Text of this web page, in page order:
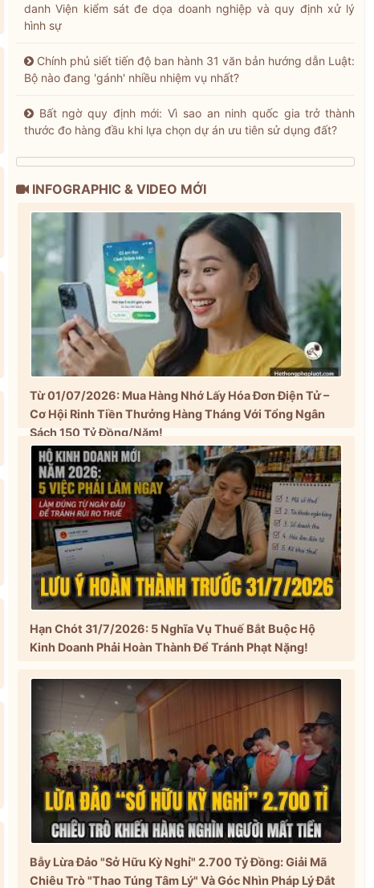
danh Viện kiểm sát đe dọa doanh nghiệp và quy định xử lý
hình sự
Chính phủ siết tiến độ ban hành 31 văn bản hướng dẫn Luật:
Bộ nào đang 'gánh' nhiều nhiệm vụ nhất?
Bất ngờ quy định mới: Vì sao an ninh quốc gia trở thành
thước đo hàng đầu khi lựa chọn dự án ưu tiên sử dụng đất?
INFOGRAPHIC & VIDEO MỚI
Từ 01/07/2026: Mua Hàng Nhớ Lấy Hóa Đơn Điện Tử –
Cơ Hội Rinh Tiền Thưởng Hàng Tháng Với Tổng Ngân
Sách 150 Tỷ Đồng/Năm!
Hạn Chót 31/7/2026: 5 Nghĩa Vụ Thuế Bắt Buộc Hộ
Kinh Doanh Phải Hoàn Thành Để Tránh Phạt Nặng!
Bẫy Lừa Đảo "Sở Hữu Kỳ Nghỉ" 2.700 Tỷ Đồng: Giải Mã
Chiêu Trò "Thao Túng Tâm Lý" Và Góc Nhìn Pháp Lý Đắt